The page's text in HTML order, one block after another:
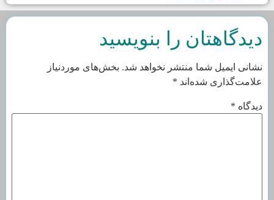
دیدگاهتان را بنویسید
نشانی ایمیل شما منتشر نخواهد شد. بخش‌های موردنیاز
علامت‌گذاری شده‌اند *
دیدگاه *